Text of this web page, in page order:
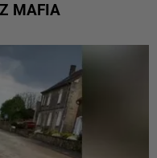
MAFIA